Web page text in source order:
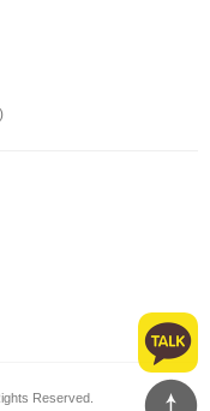
Reserved.